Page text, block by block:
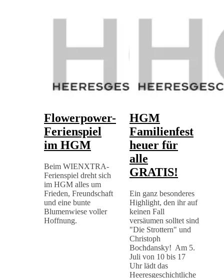
Flowerpower-
Ferienspiel
im HGM
Beim WIENXTRA-
Ferienspiel dreht sich
im HGM alles um
Frieden, Freundschaft
und eine bunte
Blumenwiese voller
Hoffnung.
HGM
Familienfest
heuer für
alle
GRATIS!
Ein ganz besonderes
Highlight, den ihr auf
keinen Fall
versäumen solltet sind
"Die Strottern" und
Christoph
Bochdansky! Am 5.
Juli von 10 bis 17
Uhr lädt das
Heeresgeschichtliche